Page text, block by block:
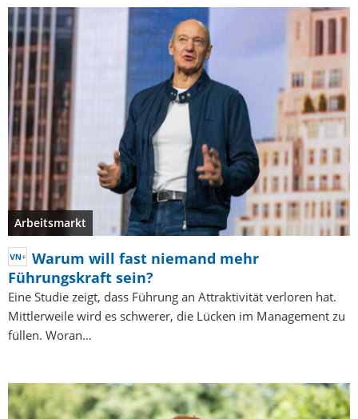
Arbeitsmarkt
Warum will fast niemand mehr
Führungskraft sein?
Eine Studie zeigt, dass Führung an Attraktivität verloren hat.
Mittlerweile wird es schwerer, die Lücken im Management zu
füllen. Woran…